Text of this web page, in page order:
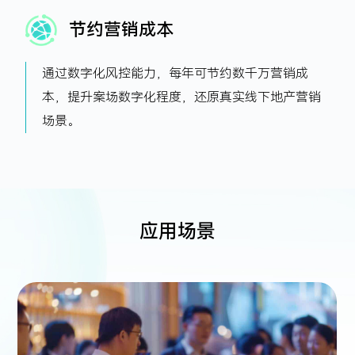
节约营销成本
通过数字化风控能力，每年可节约数千万营销成
本，提升案场数字化程度，还原真实线下地产营销
场景。
应用场景